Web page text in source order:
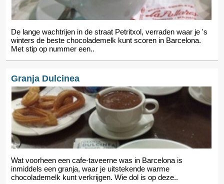
De lange wachtrijen in de straat Petritxol, verraden waar je 's
winters de beste chocolademelk kunt scoren in Barcelona.
Met stip op nummer een..
Granja Dulcinea
Wat voorheen een cafe-taveerne was in Barcelona is
inmiddels een granja, waar je uitstekende warme
chocolademelk kunt verkrijgen. Wie dol is op deze..